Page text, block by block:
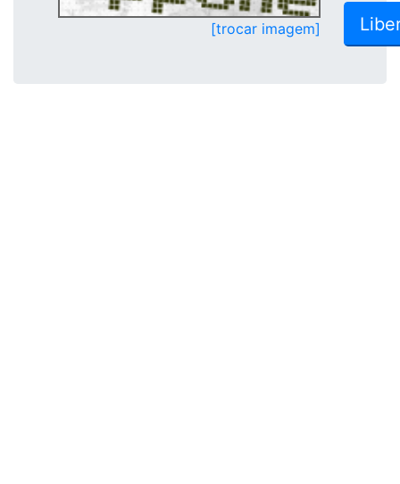
[trocar imagem]